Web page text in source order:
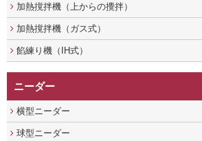
加熱撹拌機（上からの攪拌）
加熱撹拌機（ガス式）
餡練り機（IH式）
ニーダー
横型ニーダー
球型ニーダー